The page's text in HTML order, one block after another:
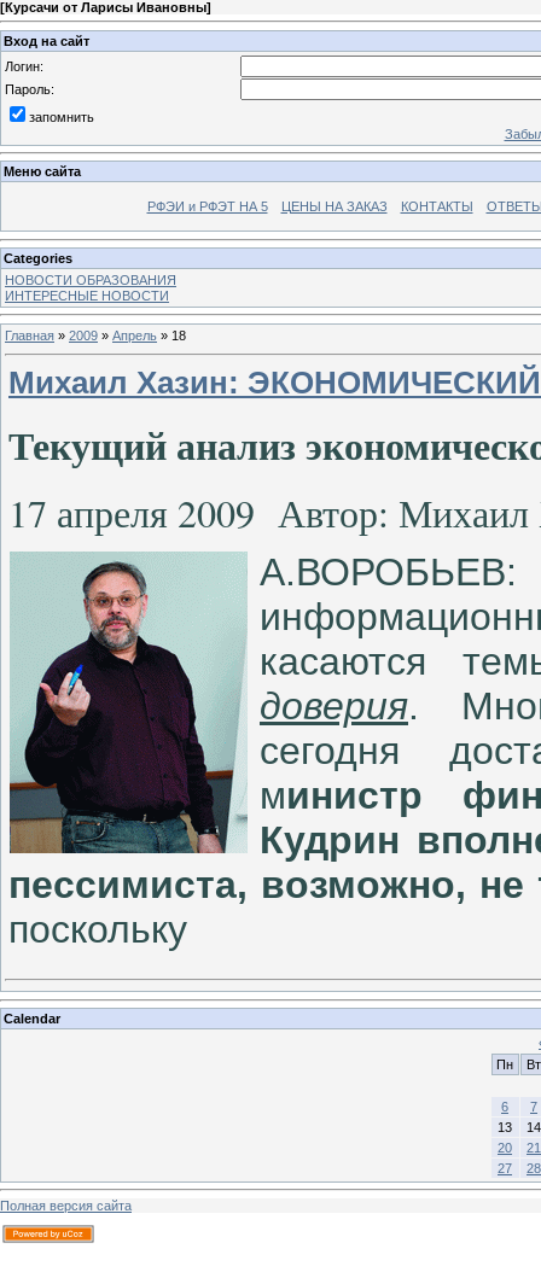
[Курсачи от Ларисы Ивановны]
Вход на сайт
Логин:
Пароль:
запомнить
Меню сайта
РФЭИ и РФЭТ НА 5 ЦЕНЫ НА ЗАКАЗ КОНТАКТЫ
Categories
НОВОСТИ ОБРАЗОВАНИЯ
ИНТЕРЕСНЫЕ НОВОСТИ
Главная » 2009 » Апрель » 18
Михаил Хазин:
Текущий анализ
17 апреля 2009 Автор:
касаются
доверия.
сегодня
министр
Кудрин
пессимиста, возможно,
поскольку
Calendar
Пн
Вт
6
7
13
14
20
21
27
28
Полная версия сайта